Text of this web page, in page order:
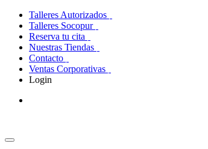
Talleres Autorizados
Talleres Socopur
Reserva tu cita
Nuestras Tiendas
Contacto
Ventas Corporativas
Login